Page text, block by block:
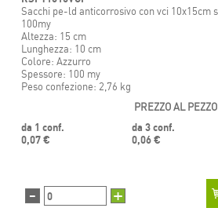
Sacchi pe-ld anticorrosivo con vci 10x15cm
100my
Altezza: 15 cm
Lunghezza: 10 cm
Colore: Azzurro
Spessore: 100 my
Peso confezione: 2,76 kg
PREZZO AL PEZZO
da 1 conf.
0,07 €
da 3 conf.
0,06 €
- +